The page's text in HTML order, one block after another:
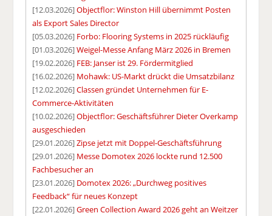
[12.03.2026]Objectflor: Winston Hill übernimmt Posten
als Export Sales Director
[05.03.2026] Forbo: Flooring Systems in 2025 rückläufig
[01.03.2026]Weigel-Messe Anfang März 2026 in Bremen
[19.02.2026] FEB: Janser ist 29. Fördermitglied
[16.02.2026] Mohawk: US-Markt drückt die Umsatzbilanz
[12.02.2026]Classen gründet Unternehmen für E-
Commerce-Aktivitäten
[10.02.2026]Objectflor: Geschäftsführer Dieter Overkamp
ausgeschieden
[29.01.2026]Zipse jetzt mit Doppel-Geschäftsführung
[29.01.2026] Messe Domotex 2026 lockte rund 12.500
Fachbesucher an
[23.01.2026] Domotex 2026: „Durchweg positives
Feedback“ für neues Konzept
[22.01.2026]Green Collection Award 2026 geht an Weitzer